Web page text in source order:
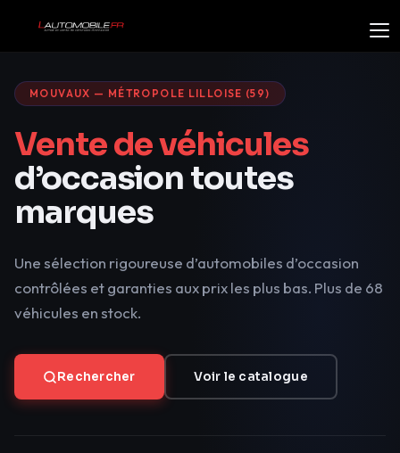
MOUVAUX — MÉTROPOLE LILLOISE (59)
Vente de véhicules
d’occasion toutes
marques
Une sélection rigoureuse d’automobiles d’occasion
contrôlées et garanties aux prix les plus bas. Plus de 68
véhicules en stock.
Rechercher Voir le catalogue